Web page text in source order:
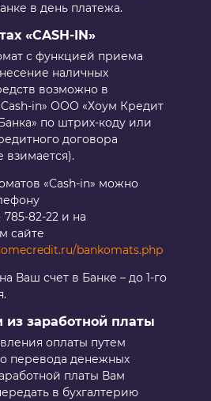
в день платежа.
«CASH-IN»
с функцией приема
наличных
возможно в
in» ООО «Хоум Кредит
по штрих-коду или
договора
взимается).
«Cash-in» можно
785-82-22и на
сайте
bankomats.php
Ваш счет в Банке – до 1-го
из заработной платы
оплаты путем
перевода денежных
платы Вам
в бухгалтерию